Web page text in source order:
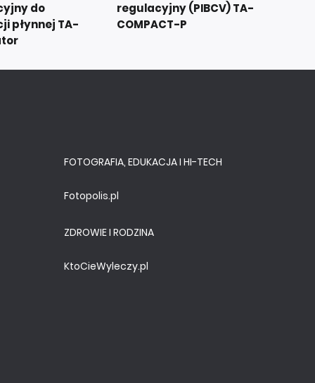
do
płynnej​ TA-
regulacyjny (PIBCV)​ TA-
COMPACT-P​
FOTOGRAFIA, EDUKACJA I HI-TECH
Fotopolis.pl
ZDROWIE I RODZINA
KtoCieWyleczy.pl